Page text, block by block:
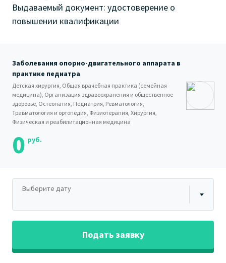
Выдаваемый документ: удостоверение о
повышении квалификации
Заболевания опорно-двигательного аппарата в
практике педиатра
Детская хирургия, Общая врачебная практика (семейная
медицина), Организация здравоохранения и общественное
здоровье, Остеопатия, Педиатрия, Ревматология,
Травматология и ортопедия, Физиотерапия, Хирургия,
Физическая и реабилитационная медицина
0 руб.
Выберите дату
Подать заявку